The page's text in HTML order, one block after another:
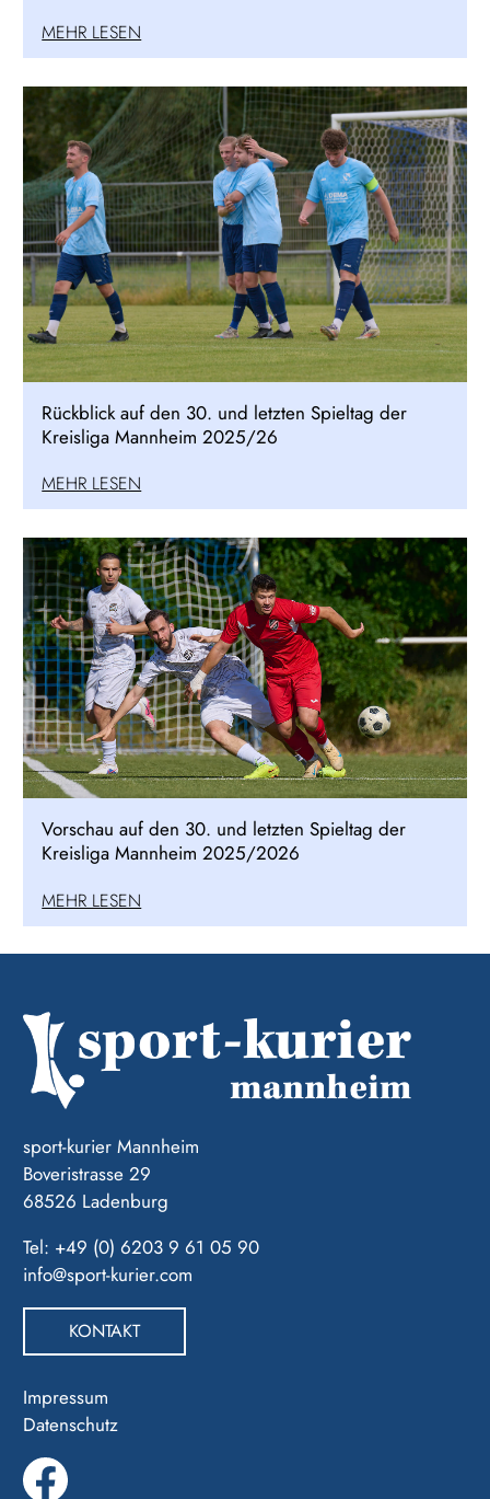
MEHR LESEN
Rückblick auf den 30. und letzten Spieltag der
Kreisliga Mannheim 2025/26
MEHR LESEN
Vorschau auf den 30. und letzten Spieltag der
Kreisliga Mannheim 2025/2026
MEHR LESEN
sport-kurier Mannheim
Boveristrasse 29
68526 Ladenburg
Tel: +49 (0) 6203 9 61 05 90
info@sport-kurier.com
KONTAKT
Impressum
Datenschutz